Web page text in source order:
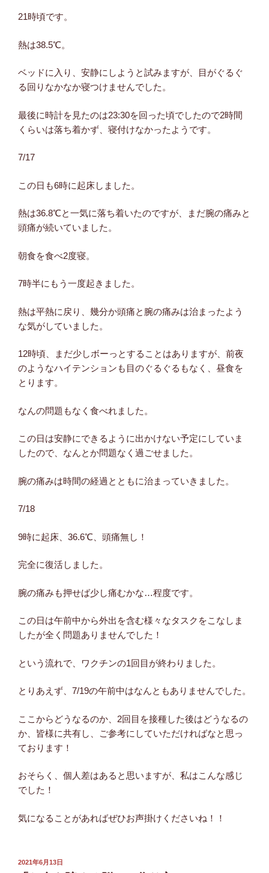
21時頃です。
熱は38.5℃。
ベッドに入り、安静にしようと試みますが、目がぐるぐ
る回りなかなか寝つけませんでした。
最後に時計を見たのは23:30を回った頃でしたので2時間
くらいは落ち着かず、寝付けなかったようです。
7/17
この日も6時に起床しました。
熱は36.8℃と一気に落ち着いたのですが、まだ腕の痛みと
頭痛が続いていました。
朝食を食べ2度寝。
7時半にもう一度起きました。
熱は平熱に戻り、幾分か頭痛と腕の痛みは治まったよう
な気がしていました。
12時頃、まだ少しボーっとすることはありますが、前夜
のようなハイテンションも目のぐるぐるもなく、昼食を
とります。
なんの問題もなく食べれました。
この日は安静にできるように出かけない予定にしていま
したので、なんとか問題なく過ごせました。
腕の痛みは時間の経過とともに治まっていきました。
7/18
9時に起床、36.6℃、頭痛無し！
完全に復活しました。
腕の痛みも押せば少し痛むかな…程度です。
この日は午前中から外出を含む様々なタスクをこなしま
したが全く問題ありませんでした！
という流れで、ワクチンの1回目が終わりました。
とりあえず、7/19の午前中はなんともありませんでした。
ここからどうなるのか、2回目を接種した後はどうなるの
か、皆様に共有し、ご参考にしていただければなと思っ
ております！
おそらく、個人差はあると思いますが、私はこんな感じ
でした！
気になることがあればぜひお声掛けくださいね！！
投
2021年6月13日